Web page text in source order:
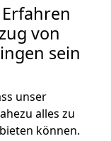
von
sein
unser
alles zu
können.